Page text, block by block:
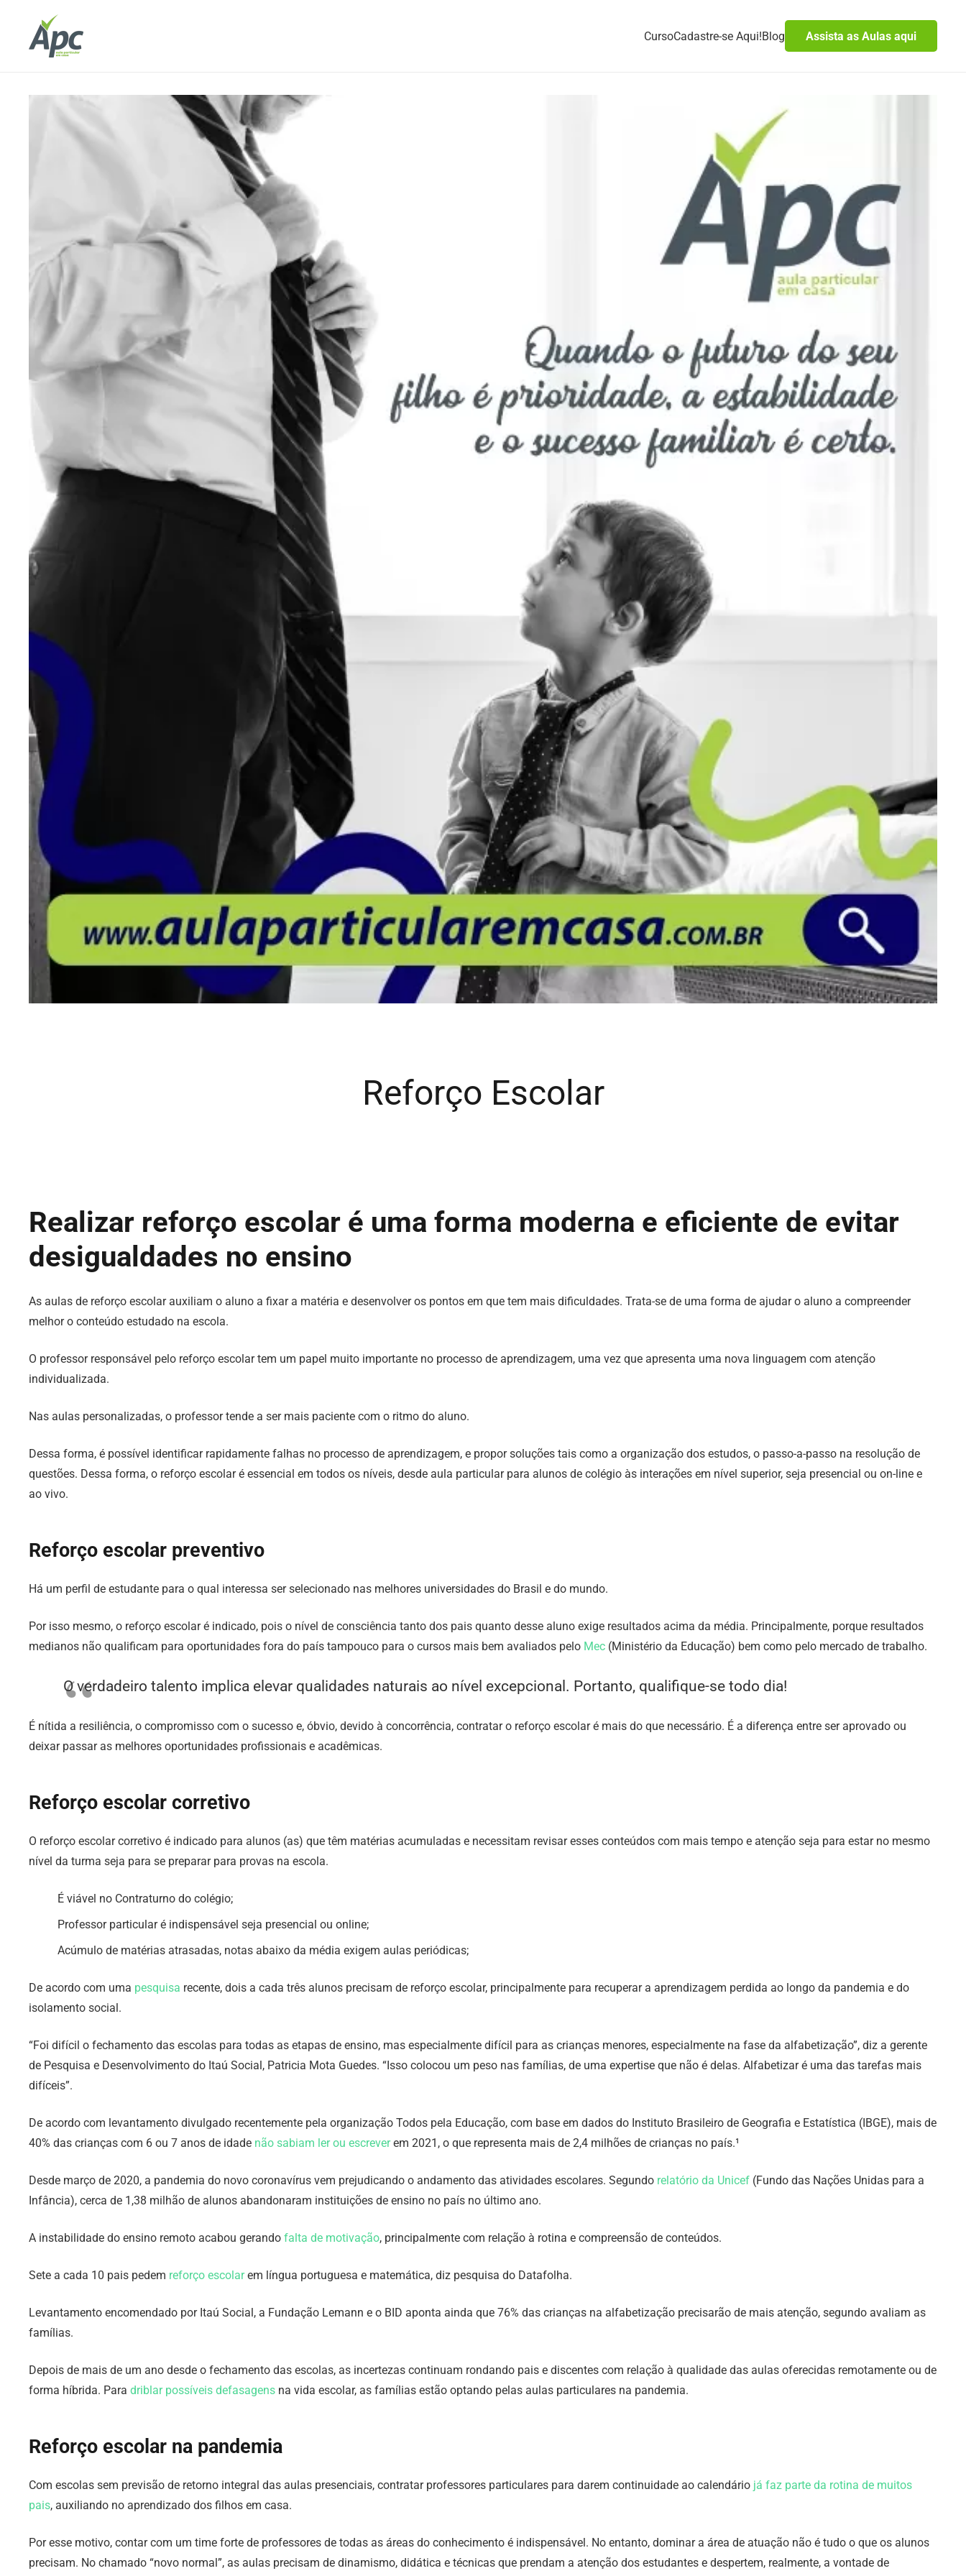
CursoCadastre-se Aqui!Blog Assista as Aulas aqui
Reforço Escolar
Realizar reforço escolar é uma forma moderna e eficiente de evitar
desigualdades no ensino
As aulas de reforço escolar auxiliam o aluno a fixar a matéria e desenvolver os pontos em que tem mais dificuldades. Trata-se de uma forma de ajudar o aluno a compreender
melhor o conteúdo estudado na escola.
O professor responsável pelo reforço escolar tem um papel muito importante no processo de aprendizagem, uma vez que apresenta uma nova linguagem com atenção
individualizada.
Nas aulas personalizadas, o professor tende a ser mais paciente com o ritmo do aluno.
Dessa forma, é possível identificar rapidamente falhas no processo de aprendizagem, e propor soluções tais como a organização dos estudos, o passo-a-passo na resolução de
questões. Dessa forma, o reforço escolar é essencial em todos os níveis, desde aula particular para alunos de colégio às interações em nível superior, seja presencial ou on-line e
ao vivo.
Reforço escolar preventivo
Há um perfil de estudante para o qual interessa ser selecionado nas melhores universidades do Brasil e do mundo.
Por isso mesmo, o reforço escolar é indicado, pois o nível de consciência tanto dos pais quanto desse aluno exige resultados acima da média. Principalmente, porque resultados
medianos não qualificam para oportunidades fora do país tampouco para o cursos mais bem avaliados pelo Mec (Ministério da Educação) bem como pelo mercado de trabalho.
O verdadeiro talento implica elevar qualidades naturais ao nível excepcional. Portanto, qualifique-se todo dia!
É nítida a resiliência, o compromisso com o sucesso e, óbvio, devido à concorrência, contratar o reforço escolar é mais do que necessário. É a diferença entre ser aprovado ou
deixar passar as melhores oportunidades profissionais e acadêmicas.
Reforço escolar corretivo
O reforço escolar corretivo é indicado para alunos (as) que têm matérias acumuladas e necessitam revisar esses conteúdos com mais tempo e atenção seja para estar no mesmo
nível da turma seja para se preparar para provas na escola.
É viável no Contraturno do colégio;
Professor particular é indispensável seja presencial ou online;
Acúmulo de matérias atrasadas, notas abaixo da média exigem aulas periódicas;
De acordo com uma pesquisa recente, dois a cada três alunos precisam de reforço escolar, principalmente para recuperar a aprendizagem perdida ao longo da pandemia e do
isolamento social.
“Foi difícil o fechamento das escolas para todas as etapas de ensino, mas especialmente difícil para as crianças menores, especialmente na fase da alfabetização”, diz a gerente
de Pesquisa e Desenvolvimento do Itaú Social, Patricia Mota Guedes. “Isso colocou um peso nas famílias, de uma expertise que não é delas. Alfabetizar é uma das tarefas mais
difíceis”.
De acordo com levantamento divulgado recentemente pela organização Todos pela Educação, com base em dados do Instituto Brasileiro de Geografia e Estatística (IBGE), mais de
40% das crianças com 6 ou 7 anos de idade não sabiam ler ou escreverem 2021, o que representa mais de 2,4 milhões de crianças no país.¹
Desde março de 2020, a pandemia do novo coronavírus vem prejudicando o andamento das atividades escolares. Segundo relatório da Unicef (Fundo das Nações Unidas para a
Infância), cerca de 1,38 milhão de alunos abandonaram instituições de ensino no país no último ano.
A instabilidade do ensino remoto acabou gerando falta de motivação, principalmente com relação à rotina e compreensão de conteúdos.
Sete a cada 10 pais pedem reforço escolarem língua portuguesa e matemática, diz pesquisa do Datafolha.
Levantamento encomendado por Itaú Social, a Fundação Lemann e o BID aponta ainda que 76% das crianças na alfabetização precisarão de mais atenção, segundo avaliam as
famílias.
Depois de mais de um ano desde o fechamento das escolas, as incertezas continuam rondando pais e discentes com relação à qualidade das aulas oferecidas remotamente ou de
forma híbrida. Para driblar possíveis defasagens na vida escolar, as famílias estão optando pelas aulas particulares na pandemia.
Reforço escolar na pandemia
Com escolas sem previsão de retorno integral das aulas presenciais, contratar professores particulares para darem continuidade ao calendário já faz parte da rotina de muitos
pais, auxiliando no aprendizado dos filhos em casa.
Por esse motivo, contar com um time forte de professores de todas as áreas do conhecimento é indispensável. No entanto, dominar a área de atuação não é tudo o que os alunos
precisam. No chamado “novo normal”, as aulas precisam de dinamismo, didática e técnicas que prendam a atenção dos estudantes e despertem, realmente, a vontade de